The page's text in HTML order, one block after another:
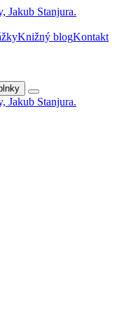
Knižný blogKontakt